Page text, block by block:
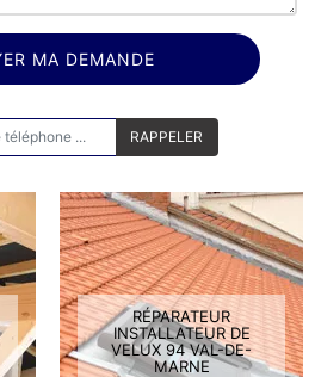
RÉPARATEUR
INSTALLATEUR DE
VELUX 94 VAL-DE-
MARNE